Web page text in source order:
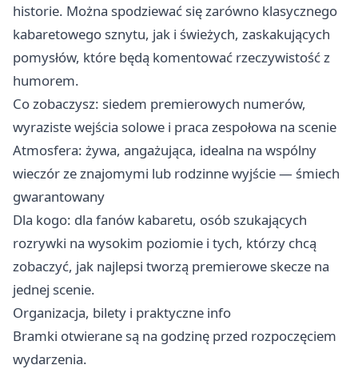
historie. Można spodziewać się zarówno klasycznego
kabaretowego sznytu, jak i świeżych, zaskakujących
pomysłów, które będą komentować rzeczywistość z
humorem.
Co zobaczysz: siedem premierowych numerów,
wyraziste wejścia solowe i praca zespołowa na scenie
Atmosfera: żywa, angażująca, idealna na wspólny
wieczór ze znajomymi lub rodzinne wyjście — śmiech
gwarantowany
Dla kogo: dla fanów kabaretu, osób szukających
rozrywki na wysokim poziomie i tych, którzy chcą
zobaczyć, jak najlepsi tworzą premierowe skecze na
jednej scenie.
Organizacja, bilety i praktyczne info
Bramki otwierane są na godzinę przed rozpoczęciem
wydarzenia.